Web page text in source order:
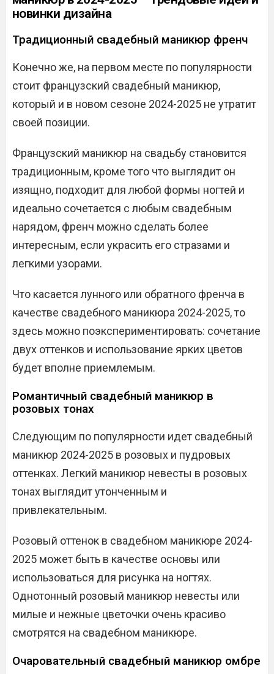
новинки дизайна
Традиционный свадебный маникюр френч
Конечно же, на первом месте по популярности
стоит французский свадебный маникюр,
который и в новом сезоне 2024-2025 не утратит
своей позиции.
Французский маникюр на свадьбу становится
традиционным, кроме того что выглядит он
изящно, подходит для любой формы ногтей и
идеально сочетается с любым свадебным
нарядом, френч можно сделать более
интересным, если украсить его стразами и
легкими узорами.
Что касается лунного или обратного френча в
качестве свадебного маникюра 2024-2025, то
здесь можно поэкспериментировать: сочетание
двух оттенков и использование ярких цветов
будет вполне приемлемым.
Романтичный свадебный маникюр в
розовых тонах
Следующим по популярности идет свадебный
маникюр 2024-2025 в розовых и пудровых
оттенках. Легкий маникюр невесты в розовых
тонах выглядит утонченным и
привлекательным.
Розовый оттенок в свадебном маникюре 2024-
2025 может быть в качестве основы или
использоваться для рисунка на ногтях.
Однотонный розовый маникюр невесты или
милые и нежные цветочки очень красиво
смотрятся на свадебном маникюре.
Очаровательный свадебный маникюр омбре